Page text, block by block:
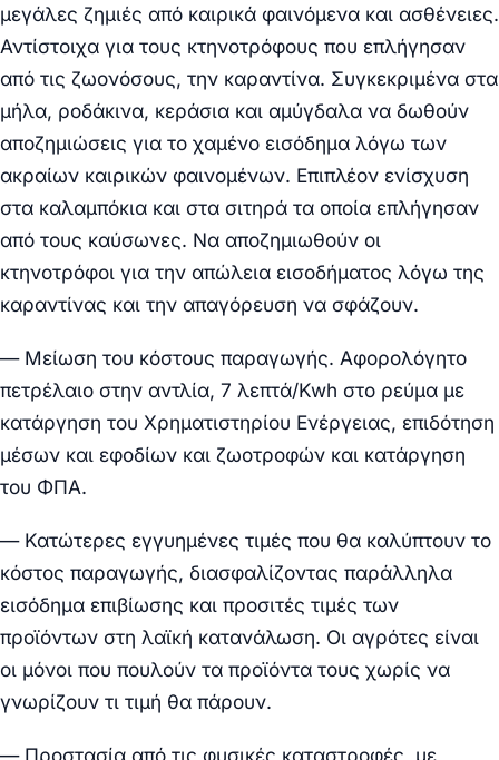
μεγάλες ζημιές από καιρικά φαινόμενα και ασθένειες.
Αντίστοιχα για τους κτηνοτρόφους που επλήγησαν
από τις ζωονόσους, την καραντίνα. Συγκεκριμένα στα
μήλα, ροδάκινα, κεράσια και αμύγδαλα να δωθούν
αποζημιώσεις για το χαμένο εισόδημα λόγω των
ακραίων καιρικών φαινομένων. Επιπλέον ενίσχυση
στα καλαμπόκια και στα σιτηρά τα οποία επλήγησαν
από τους καύσωνες. Να αποζημιωθούν οι
κτηνοτρόφοι για την απώλεια εισοδήματος λόγω της
καραντίνας και την απαγόρευση να σφάζουν.
— Μείωση του κόστους παραγωγής. Αφορολόγητο
πετρέλαιο στην αντλία, 7 λεπτά/Kwh στο ρεύμα με
κατάργηση του Χρηματιστηρίου Ενέργειας, επιδότηση
μέσων και εφοδίων και ζωοτροφών και κατάργηση
του ΦΠΑ.
— Κατώτερες εγγυημένες τιμές που θα καλύπτουν το
κόστος παραγωγής, διασφαλίζοντας παράλληλα
εισόδημα επιβίωσης και προσιτές τιμές των
προϊόντων στη λαϊκή κατανάλωση. Οι αγρότες είναι
οι μόνοι που πουλούν τα προϊόντα τους χωρίς να
γνωρίζουν τι τιμή θα πάρουν.
— Προστασία από τις φυσικές καταστροφές, με